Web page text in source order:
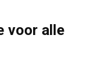
voor alle